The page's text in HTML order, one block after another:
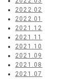
2022.02
2022.01
2021.12
2021.11
2021.10
2021.09
2021.08
2021.07